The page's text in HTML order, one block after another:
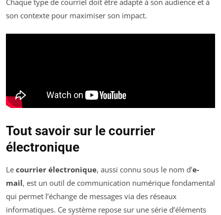
Chaque type de courriel doit être adapté à son audience et à
son contexte pour maximiser son impact.
Tout savoir sur le courrier
électronique
Le courrier électronique, aussi connu sous le nom d’e-
mail, est un outil de communication numérique fondamental
qui permet l’échange de messages via des réseaux
informatiques. Ce système repose sur une série d’éléments